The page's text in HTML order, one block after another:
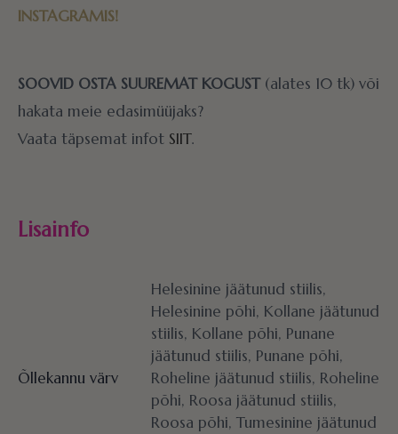
INSTAGRAMIS!
SOOVID OSTA SUUREMAT KOGUST(alates 10 tk) või
hakata meie edasimüüjaks?
Vaata täpsemat infot SIIT.
Lisainfo
Õllekannu värv
Helesinine jäätunud stiilis,
Helesinine põhi, Kollane jäätunud
stiilis, Kollane põhi, Punane
jäätunud stiilis, Punane põhi,
Roheline jäätunud stiilis, Roheline
põhi, Roosa jäätunud stiilis,
Roosa põhi, Tumesinine jäätunud